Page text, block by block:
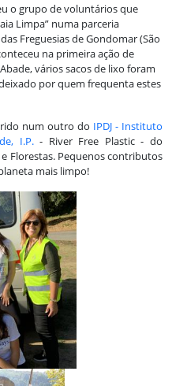
o grupo de voluntários que
Limpa” numa parceria
Freguesias de Gondomar (São
na primeira ação de
vários sacos de lixo foram
por quem frequenta estes
num outro do IPDJ - Instituto
I.P.- River Free Plastic - do
Florestas. Pequenos contributos
mais limpo!